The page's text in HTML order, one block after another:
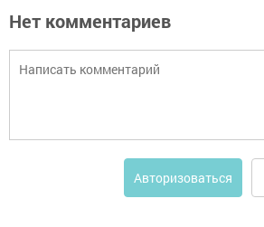
Нет комментариев
Авторизоваться